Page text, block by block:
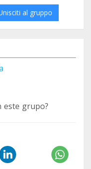
al gruppo
este grupo?